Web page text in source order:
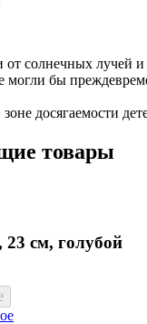
от солнечных лучей
могли бы
зоне досягаемости
товары
см, голубой